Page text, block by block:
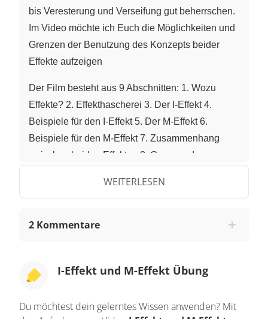
bis Veresterung und Verseifung gut beherrschen.
Im Video möchte ich Euch die Möglichkeiten und
Grenzen der Benutzung des Konzepts beider
Effekte aufzeigen
Der Film besteht aus 9 Abschnitten: 1. Wozu
Effekte? 2. Effekthascherei 3. Der I-Effekt 4.
Beispiele für den I-Effekt 5. Der M-Effekt 6.
Beispiele für den M-Effekt 7. Zusammenhang
zwischen beiden Effekten 8. Grenzen des
Wozu Effekte? Obwohl es manchmal nicht so
organische von der Beobachtung. Und jedes Mal
ordentlichen Wissenschaft gehört möchte man für
bekommen. Um die Erklärung zu verstehen, sollte
diese einfach, klar und verständlich sein. In der
WEITERLESEN
2 Kommentare
I-Effekt und M-Effekt Übung
Du möchtest dein gelerntes Wissen anwenden? Mit